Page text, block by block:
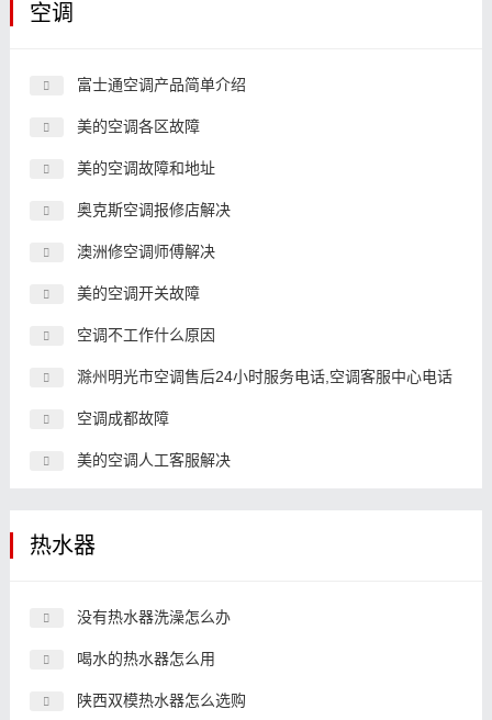
空调
富士通空调产品简单介绍
美的空调各区故障
美的空调故障和地址
奥克斯空调报修店解决
澳洲修空调师傅解决
美的空调开关故障
空调不工作什么原因
滁州明光市空调售后24小时服务电话,空调客服中心电话
空调成都故障
美的空调人工客服解决
热水器
没有热水器洗澡怎么办
喝水的热水器怎么用
陕西双模热水器怎么选购